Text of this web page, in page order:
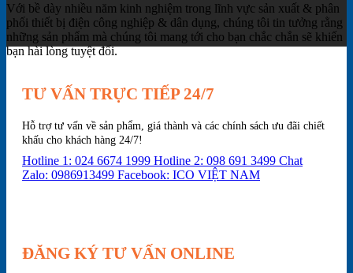
Với bề dày nhiều năm kinh nghiệm trong lĩnh vực sản xuất & phân
phối thiết bị điện công nghiệp & dân dụng, chúng tôi tin tưởng rằng
những sản phẩm mà chúng tôi mang tới cho bạn chắc chắn sẽ khiến
bạn hài lòng tuyệt đối.
TƯ VẤN TRỰC TIẾP 24/7
Hỗ trợ tư vấn về sản phẩm, giá thành và các chính sách ưu đãi chiết
khấu cho khách hàng 24/7!
Hotline 1: 024 6674 1999 Hotline 2: 098 691 3499 Chat
Zalo: 0986913499 Facebook: ICO VIỆT NAM
ĐĂNG KÝ TƯ VẤN ONLINE